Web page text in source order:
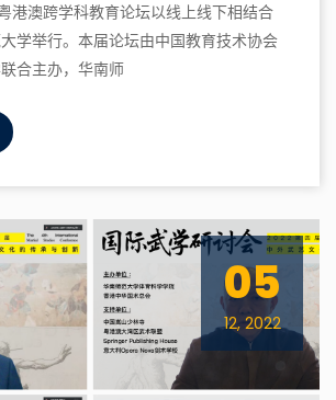
港澳跨学科教育论坛以线上线下相结合
学举行。本届论坛由中国教育技术协会
合主办，华南师
05
12, 2022